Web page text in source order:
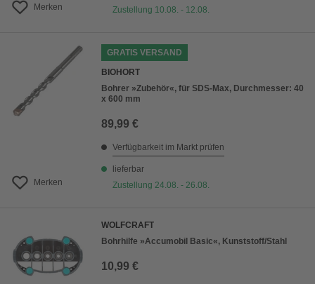
Merken
Zustellung 10.08. - 12.08.
Merken
GRATIS VERSAND
BIOHORT
Bohrer »Zubehör«, für SDS-Max, Durchmesser: 40
x 600 mm
89,99 €
Verfügbarkeit im Markt prüfen
lieferbar
Zustellung 24.08. - 26.08.
WOLFCRAFT
Bohrhilfe »Accumobil Basic«, Kunststoff/Stahl
10,99 €